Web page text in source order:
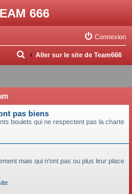
666
Connexion
Aller sur le site de Team666
R
e
r
pas biens
boulets qui ne respectent pas la charte
mais qui n'ont pas ou plus leur place